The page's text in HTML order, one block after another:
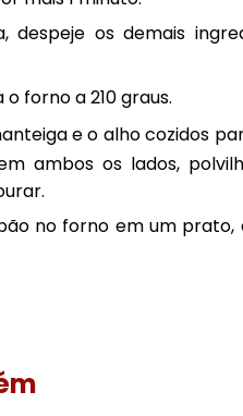
despeje os demais
forno a 210 graus.
e o alho cozidos
ambos os lados,
no forno em um